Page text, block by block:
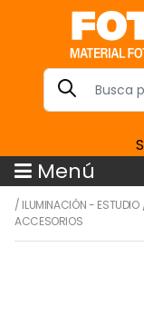
Menú
/ ILUMINACIÓN - ESTUDIO
ACCESORIOS